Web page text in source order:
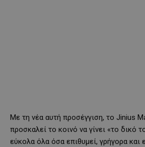
Με τη νέα αυτή προσέγγιση, το Jinius
προσκαλεί το κοινό να γίνει «το δικό
εύκολα όλα όσα επιθυμεί, γρήγορα και